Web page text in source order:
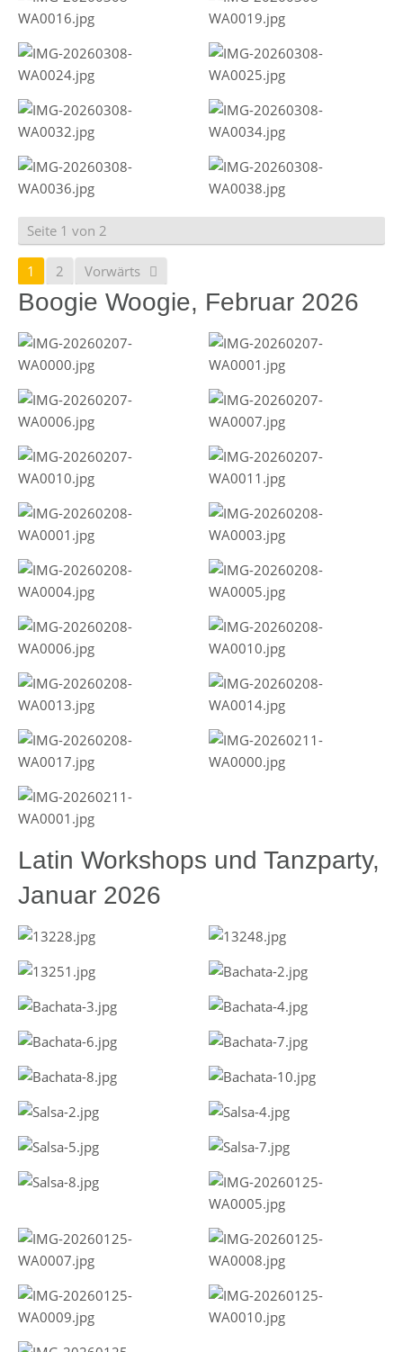
Seite 1 von 2
1 2 Vorwärts
Boogie Woogie, Februar 2026
Latin Workshops und Tanzparty,
Januar 2026